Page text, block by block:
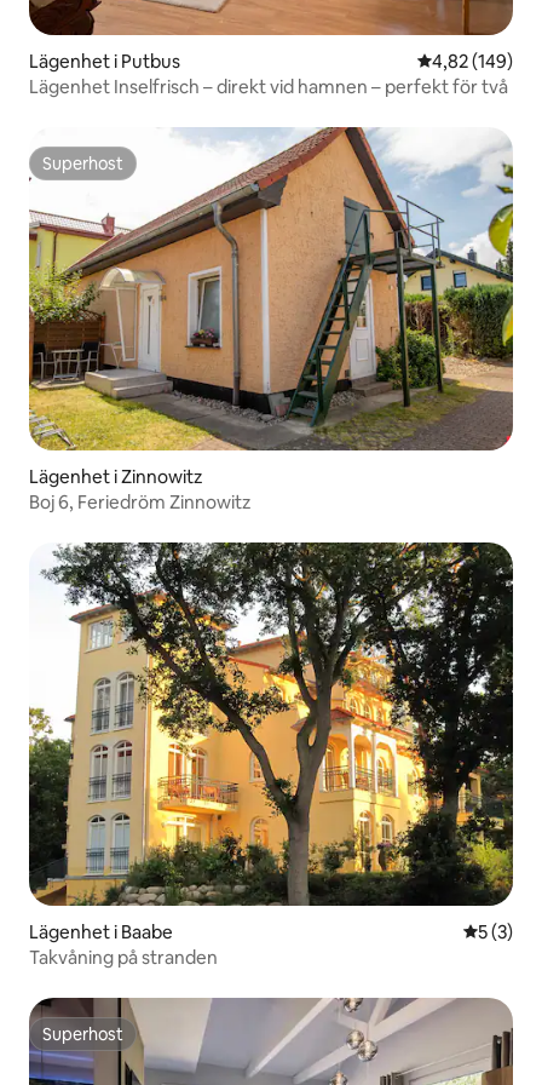
Lägenhet i Putbus 4,82 av 5 i
4,82 (149)
Lägenhet Inselfrisch – direkt vid hamnen – perfekt för två
Superhost
Superhost
Lägenhet i Zinnowitz
Boj 6, Feriedröm Zinnowitz
Lägenhet i Baabe 5 av 5 i
5 (3)
Takvåning på stranden
Superhost
Superhost